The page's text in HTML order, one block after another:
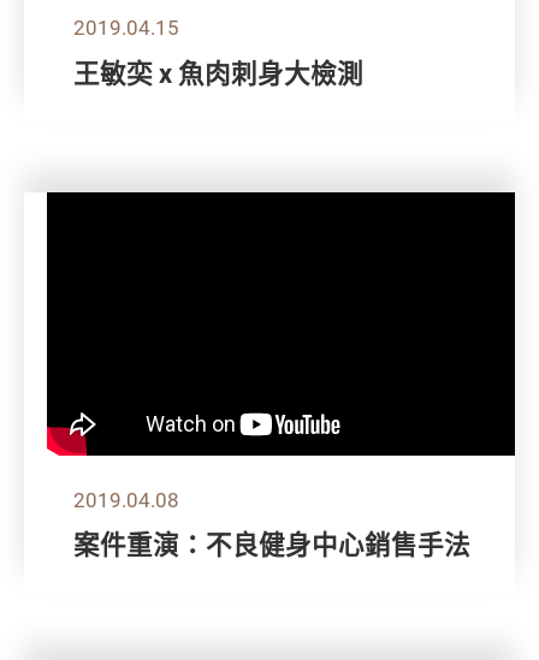
2019.04.15
王敏奕 x 魚肉刺身大檢測
2019.04.08
案件重演：不良健身中心銷售手法